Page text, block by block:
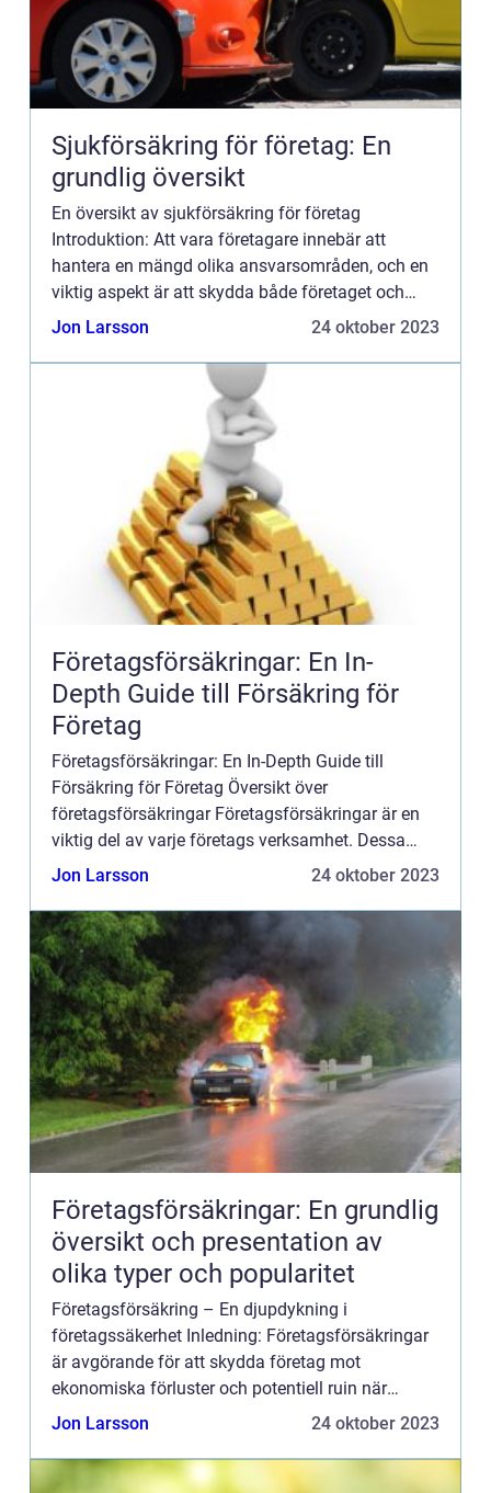
Sjukförsäkring för företag: En
grundlig översikt
En översikt av sjukförsäkring för företag
Introduktion: Att vara företagare innebär att
hantera en mängd olika ansvarsområden, och en
viktig aspekt är att skydda både företaget och
dess anställda. En sjukförsäkring för företag är en
Jon Larsson 24 oktober 2023
Företagsförsäkringar: En In-
Depth Guide till Försäkring för
Företag
Företagsförsäkringar: En In-Depth Guide till
Försäkring för Företag Översikt över
företagsförsäkringar Företagsförsäkringar är en
viktig del av varje företags verksamhet. Dessa
försäkringar ger skydd för företaget och dess
Jon Larsson 24 oktober 2023
Företagsförsäkringar: En grundlig
översikt och presentation av
olika typer och popularitet
Företagsförsäkring – En djupdykning i
företagssäkerhet Inledning: Företagsförsäkringar
är avgörande för att skydda företag mot
ekonomiska förluster och potentiell ruin när
oförutsedda händelser inträffar. Denna artikel
Jon Larsson 24 oktober 2023